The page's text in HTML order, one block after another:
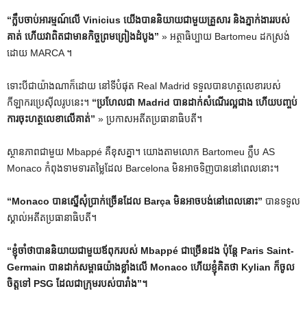
“ក្លឹបចាប់អារម្មណ៍លើ Vinicius យើងបាននិយាយជាមួយគ្រួសារ និងភ្នាក់ងាររបស់
គាត់ ហើយវាពិតជាមានកិច្ចព្រមព្រៀងដំបូង” » អត្ថាធិប្បាយ Bartomeu ដកស្រង់
ដោយ MARCA ។
ទោះបីជាយ៉ាងណាក៏ដោយ នៅទីបំផុត Real Madrid ទទួលបានហត្ថលេខារបស់
កីឡាករប្រេស៊ីលរូបនេះ។ “ប្រហែលជា Madrid បានដាក់សំណើរល្អជាង ហើយបញ្ចប់
ការចុះហត្ថលេខាលើគាត់” » ប្រកាសអតីតប្រធានាធិបតី។
ស្ថានភាពជាមួយ Mbappé គឺខុសគ្នា។ យោងតាមលោក Bartomeu ក្លឹប AS
Monaco កំពុងទាមទារតម្លៃដែល Barcelona មិនអាចទិញបាននៅពេលនោះ។
“Monaco បានស្នើសុំប្រាក់ច្រើនដែល Barça មិនអាចបង់នៅពេលនោះ” បាន​ទទួល​
ស្គាល់​អតីត​ប្រធានាធិបតី។
“ខ្ញុំចាំថាបាននិយាយជាមួយឪពុករបស់ Mbappé ជាច្រើនដង ប៉ុន្តែ Paris Saint-
Germain បានដាក់សម្ពាធយ៉ាងខ្លាំងលើ Monaco ហើយខ្ញុំគិតថា Kylian ក៏ចូល
ចិត្តទៅ PSG ដែលជាក្រុមរបស់បារាំង”។